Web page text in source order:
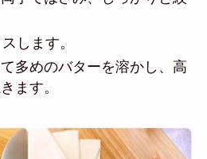
します。
多めのバターを溶かし、高
ます。